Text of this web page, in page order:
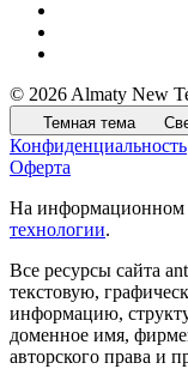
© 2026 Almaty New
Темная тема
Конфиденциальность
Оферта
На информационном
технологии.
Все ресурсы сайта
текстовую,
информацию,
доменное имя,
авторского права и